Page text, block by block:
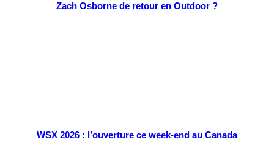
Zach Osborne de retour en Outdoor ?
WSX 2026 : l’ouverture ce week-end au Canada